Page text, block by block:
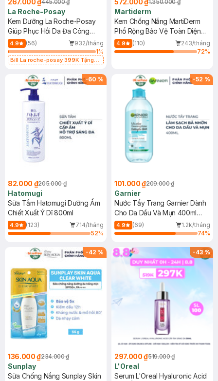
267.000 ₫445.000 ₫
La Roche-Posay
Kem Dưỡng La Roche-Posay
Giúp Phục Hồi Da Đa Công
Dụng 40ml
4.9 (56)
932/tháng
1%
Bill La roche-posay 399K Tặng
(SL có hạn)
572.000 ₫1.350.000 ₫
Martiderm
Kem Chống Nắng MartiDerm
Phổ Rộng Bảo Vệ Toàn Diện
40ml
4.9 (110)
243/tháng
72%
-60 %
82.000 ₫205.000 ₫
Hatomugi
Sữa Tắm Hatomugi Dưỡng Ẩm
Chiết Xuất Ý Dĩ 800ml
4.9 (123)
714/tháng
52%
-52 %
101.000 ₫209.000 ₫
Garnier
Nước Tẩy Trang Garnier Dành
Cho Da Dầu Và Mụn 400ml
(Mới)
4.9 (69)
1.2k/tháng
74%
-42 %
136.000 ₫234.000 ₫
Sunplay
Sữa Chống Nắng Sunplay Skin
-43%
297.000 ₫519.000 ₫
L'Oreal
Serum L'Oreal Hyaluronic Acid